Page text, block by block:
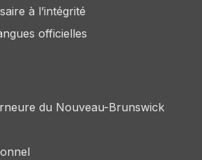
à l’intégrité
officielles
du Nouveau-Brunswick